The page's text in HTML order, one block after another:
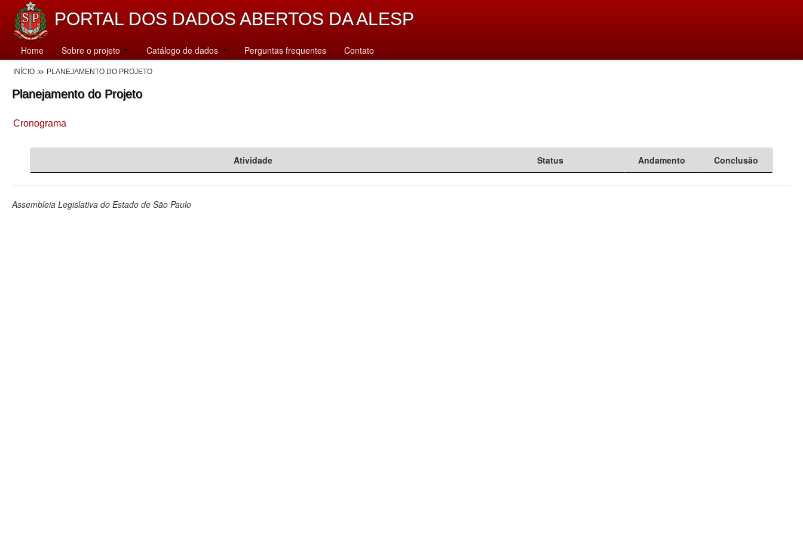
PORTAL DOS DADOS ABERTOS DA ALESP
Home Sobre o projeto Catálogo de dados Perguntas frequentes Contato
INÍCIO PLANEJAMENTO DO PROJETO
Planejamento do Projeto
Cronograma
Atividade Status Andamento Conclusão
Assembleia Legislativa do Estado de São Paulo